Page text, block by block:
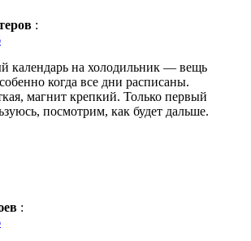
:
календарь на холодильник — вещь
когда все дни расписаны.
магнит крепкий. Только первый
посмотрим, как будет дальше.
: